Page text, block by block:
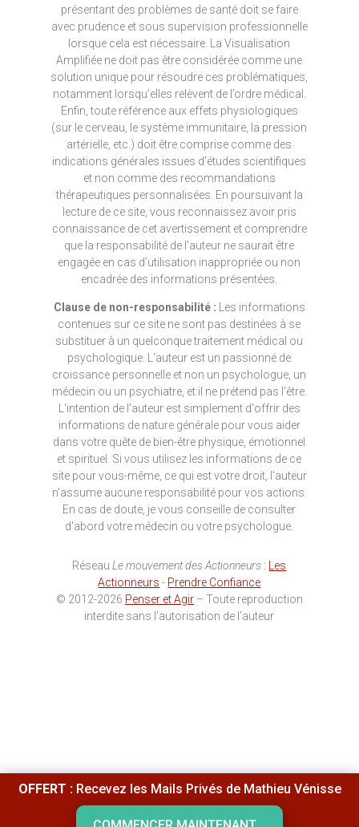
présentant des problèmes de santé doit se faire
avec prudence et sous supervision professionnelle
lorsque cela est nécessaire. La Visualisation
Amplifiée ne doit pas être considérée comme une
solution unique pour résoudre ces problématiques,
notamment lorsqu’elles relèvent de l’ordre médical.
Enfin, toute référence aux effets physiologiques
(sur le cerveau, le système immunitaire, la pression
artérielle, etc.) doit être comprise comme des
indications générales issues d’études scientifiques
et non comme des recommandations
thérapeutiques personnalisées. En poursuivant la
lecture de ce site, vous reconnaissez avoir pris
connaissance de cet avertissement et comprendre
que la responsabilité de l’auteur ne saurait être
engagée en cas d’utilisation inappropriée ou non
encadrée des informations présentées.
Clause de non-responsabilité : Les informations
contenues sur ce site ne sont pas destinées à se
substituer à un quelconque traitement médical ou
psychologique. L'auteur est un passionné de
croissance personnelle et non un psychologue, un
médecin ou un psychiatre, et il ne prétend pas l'être.
L'intention de l'auteur est simplement d'offrir des
informations de nature générale pour vous aider
dans votre quête de bien-être physique, émotionnel
et spirituel. Si vous utilisez les informations de ce
site pour vous-même, ce qui est votre droit, l'auteur
n'assume aucune responsabilité pour vos actions.
En cas de doute, je vous conseille de consulter
d'abord votre médecin ou votre psychologue.
RéseauLe mouvement des Actionneurs :
Les
Actionneurs - Prendre Confiance
© 2012-2026 Penser et Agir– Toute reproduction
interdite sans l’autorisation de l’auteur
OFFERT :Recevez les Mails Privés de Mathieu Vénisse